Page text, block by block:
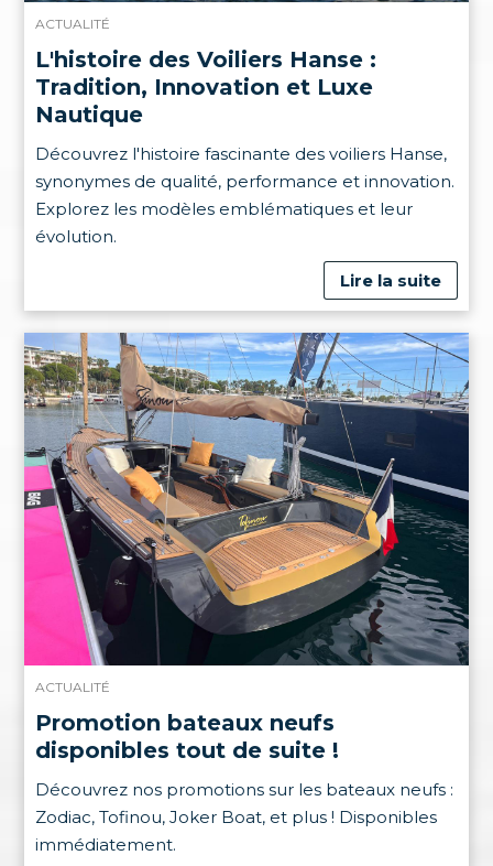
ACTUALITÉ
L'histoire des Voiliers Hanse :
Tradition, Innovation et Luxe
Nautique
Découvrez l'histoire fascinante des voiliers Hanse,
synonymes de qualité, performance et innovation.
Explorez les modèles emblématiques et leur
évolution.
Lire la suite
ACTUALITÉ
Promotion bateaux neufs
disponibles tout de suite !
Découvrez nos promotions sur les bateaux neufs :
Zodiac, Tofinou, Joker Boat, et plus ! Disponibles
immédiatement.